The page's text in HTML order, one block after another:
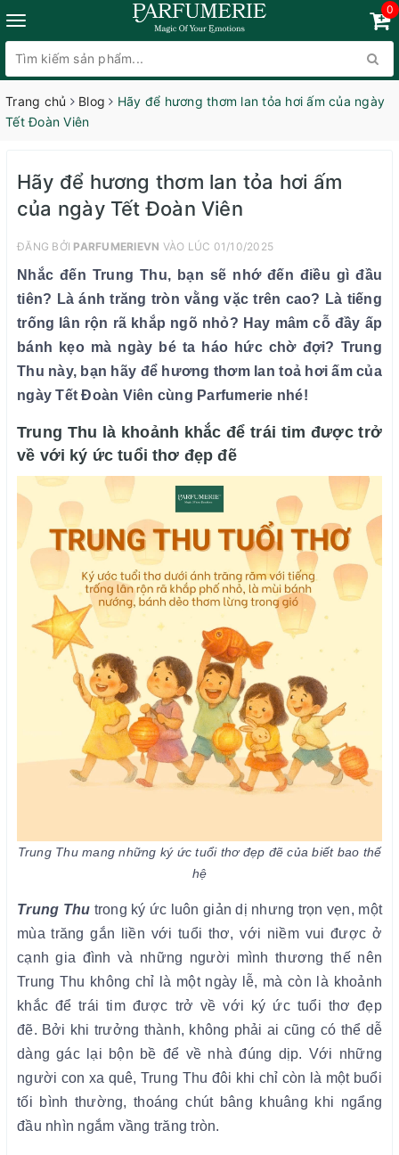
0
Trang chủ Blog
Hãy để hương thơm lan tỏa hơi ấm của ngày
Tết Đoàn Viên
Hãy để hương thơm lan tỏa hơi ấm
của ngày Tết Đoàn Viên
ĐĂNG BỞI PARFUMERIEVN VÀO LÚC 01/10/2025
Nhắc đến Trung Thu, bạn sẽ nhớ đến điều gì đầu
tiên? Là ánh trăng tròn vằng vặc trên cao? Là tiếng
trống lân rộn rã khắp ngõ nhỏ? Hay mâm cỗ đầy ấp
bánh kẹo mà ngày bé ta háo hức chờ đợi? Trung
Thu này, bạn hãy để hương thơm lan toả hơi ấm của
ngày Tết Đoàn Viên cùng Parfumerie nhé!
Trung Thu là khoảnh khắc để trái tim được trở
về với ký ức tuổi thơ đẹp đẽ
Trung Thu mang những ký ức tuổi thơ đẹp đẽ của biết bao thế
hệ
Trung Thu trong ký ức luôn giản dị nhưng trọn vẹn, một
mùa trăng gắn liền với tuổi thơ, với niềm vui được ở
cạnh gia đình và những người mình thương thế nên
Trung Thu không chỉ là một ngày lễ, mà còn là khoảnh
khắc để trái tim được trở về với ký ức tuổi thơ đẹp
đẽ. Bởi khi trưởng thành, không phải ai cũng có thể dễ
dàng gác lại bộn bề để về nhà đúng dịp. Với những
người con xa quê, Trung Thu đôi khi chỉ còn là một buổi
tối bình thường, thoáng chút bâng khuâng khi ngẩng
đầu nhìn ngắm vầng trăng tròn.